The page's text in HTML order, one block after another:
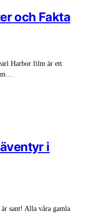
och Fakta
Harbor film är ett
i
sant! Alla våra gamla